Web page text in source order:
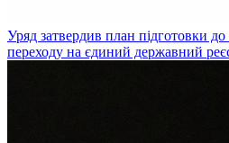
Уряд затвердив план підготовки
переходу на єдиний державний